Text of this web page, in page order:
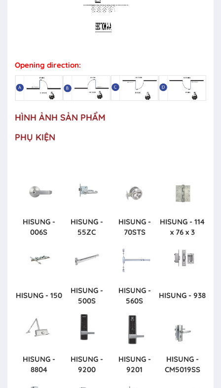
Opening direction:
HÌNH ẢNH SẢN PHẨM
PHỤ KIỆN
HISUNG -
006S
HISUNG -
55ZC
HISUNG -
70STS
HISUNG - 114
x 76 x 3
HISUNG - 150
HISUNG -
500S
HISUNG -
560S
HISUNG - 938
HISUNG -
8804
HISUNG -
9200
HISUNG -
9201
HISUNG -
CM5019SS